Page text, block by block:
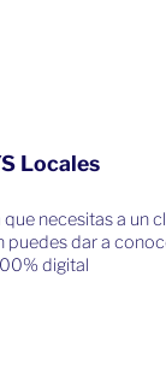
Locales
necesitas a un
puedes dar a
digital